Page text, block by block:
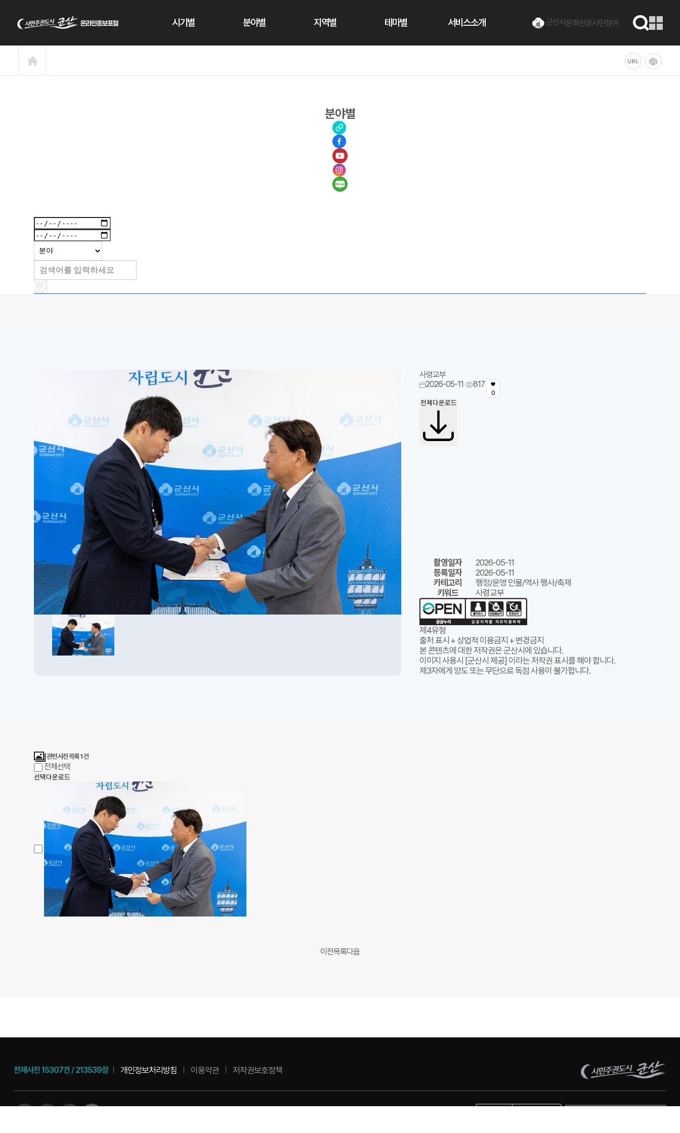
시기별 분야별 지역별 테마별 서비스소개 군산시문화관광시민참여
분야별
사령교부
2026-05-11
817
0
전체다운로드
촬영일자
2026-05-11
등록일자
2026-05-11
카테고리
행정/운영 인물/역사 행사/축제
키워드
사령교부
제4유형
출처 표시 + 상업적 이용금지 + 변경금지
본 콘텐츠에 대한 저작권은 군산시에 있습니다.
이미지 사용시 [군산시 제공] 이라는 저작권 표시를 해야 합니다.
제3자에게 양도 또는 무단으로 독점 사용이 불가합니다.
관련 사진 목록1건
전체선택
선택다운로드
이전목록다음
전체사진15307건 /213539장 개인정보처리방침 이용약관 저작권보호정책